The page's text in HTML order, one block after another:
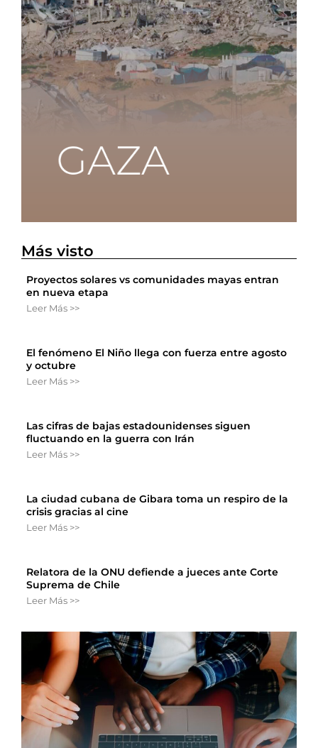
Más visto
Proyectos solares vs comunidades mayas entran
en nueva etapa
Leer Más >>
El fenómeno El Niño llega con fuerza entre agosto
y octubre
Leer Más >>
Las cifras de bajas estadounidenses siguen
fluctuando en la guerra con Irán
Leer Más >>
La ciudad cubana de Gibara toma un respiro de la
crisis gracias al cine
Leer Más >>
Relatora de la ONU defiende a jueces ante Corte
Suprema de Chile
Leer Más >>